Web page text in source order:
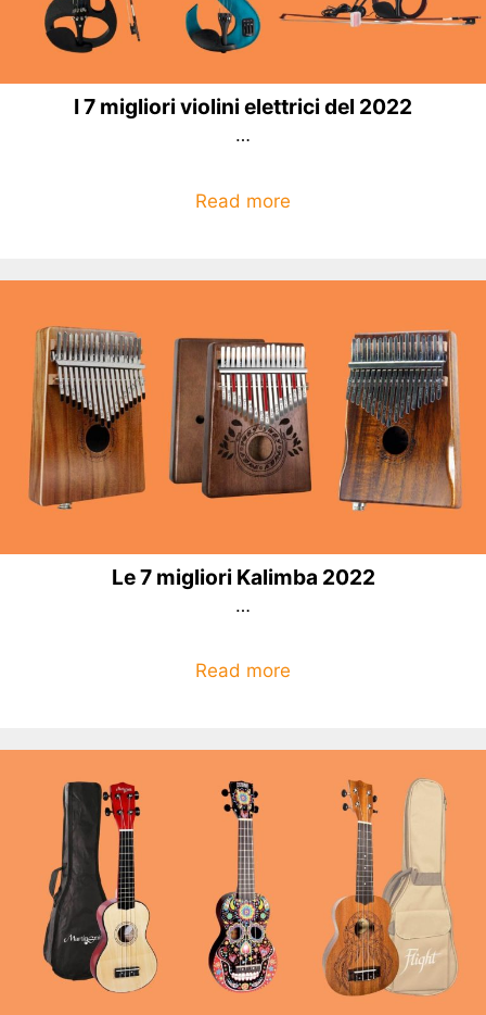
I 7 migliori violini elettrici del 2022
…
Read more
Le 7 migliori Kalimba 2022
…
Read more